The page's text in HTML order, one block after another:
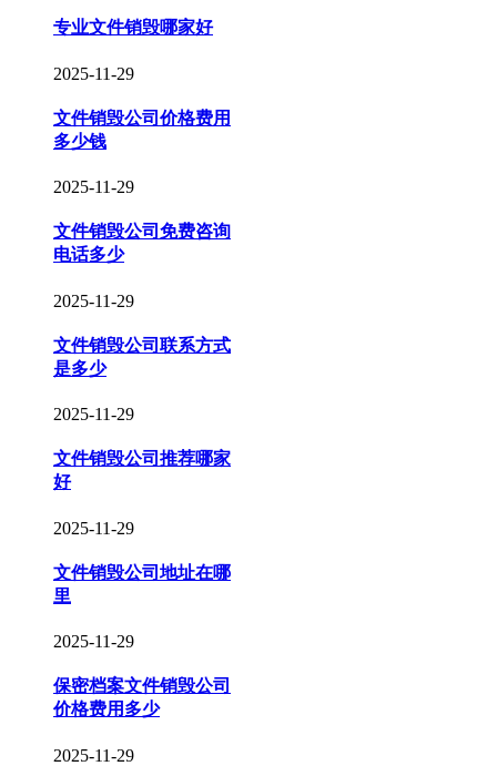
专业文件销毁哪家好
2025-11-29
文件销毁公司价格费用
多少钱
2025-11-29
文件销毁公司免费咨询
电话多少
2025-11-29
文件销毁公司联系方式
是多少
2025-11-29
文件销毁公司推荐哪家
好
2025-11-29
文件销毁公司地址在哪
里
2025-11-29
保密档案文件销毁公司
价格费用多少
2025-11-29